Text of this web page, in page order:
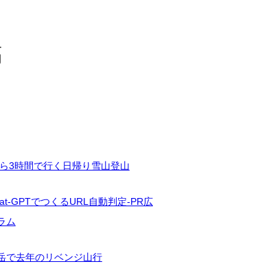
3時間で行く日帰り雪山登山
GPTでつくるURL自動判定-PR広
ム
で去年のリベンジ山行